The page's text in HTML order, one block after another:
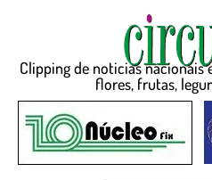
Clipping de noticias nacionais
flores, frutas,